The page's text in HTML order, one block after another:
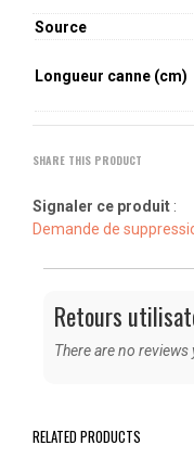
Source
Longueur canne (cm)
SHARE THIS PRODUCT
Signaler ce produit :
Demande de
Retours
There are no reviews
RELATED PRODUCTS